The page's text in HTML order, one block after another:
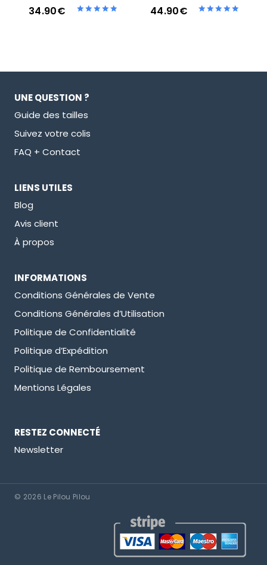
34.90€ 44.90€
UNE QUESTION ?
Guide des tailles
Suivez votre colis
FAQ + Contact
LIENS UTILES
Blog
Avis client
À propos
INFORMATIONS
Conditions Générales de Vente
Conditions Générales d’Utilisation
Politique de Confidentialité
Politique d’Expédition
Politique de Remboursement
Mentions Légales
RESTEZ CONNECTÉ
Newsletter
© 2026 Le Pilou Pilou